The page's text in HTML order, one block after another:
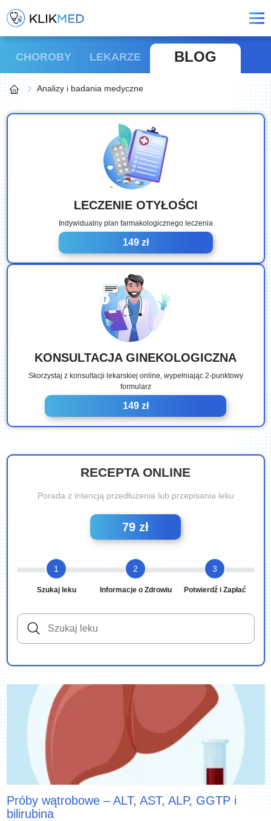
CHOROBY LEKARZE BLOG
Analizy i badania medyczne
LECZENIE OTYŁOŚCI
Indywidualny plan farmakologicznego leczenia
149 zł
KONSULTACJA GINEKOLOGICZNA
Skorzystaj z konsultacji lekarskiej online, wypełniając 2-punktowy
formularz
149 zł
RECEPTA ONLINE
Porada z intencją przedłużenia lub przepisania leku
79 zł
1
Szukaj leku
2
Informacje o Zdrowiu
3
Potwierdź i Zapłać
Próby wątrobowe – ALT, AST, ALP, GGTP i
bilirubina